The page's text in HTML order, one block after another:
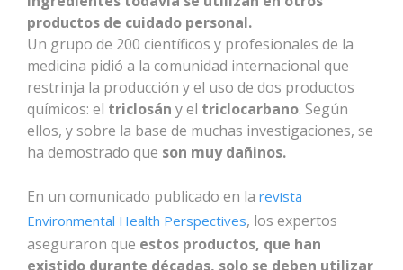
productos de cuidado personal.
Un grupo de 200 científicos y profesionales de la
medicina pidió a la comunidad internacional que
restrinja la producción y el uso de dos productos
químicos: el triclosán y el triclocarbano. Según
ellos, y sobre la base de muchas investigaciones, se
ha demostrado que son muy dañinos.
En un comunicado publicado en la revista
Environmental Health Perspectives, los expertos
aseguraron que estos productos, que han
existido durante décadas, solo se deben utilizar